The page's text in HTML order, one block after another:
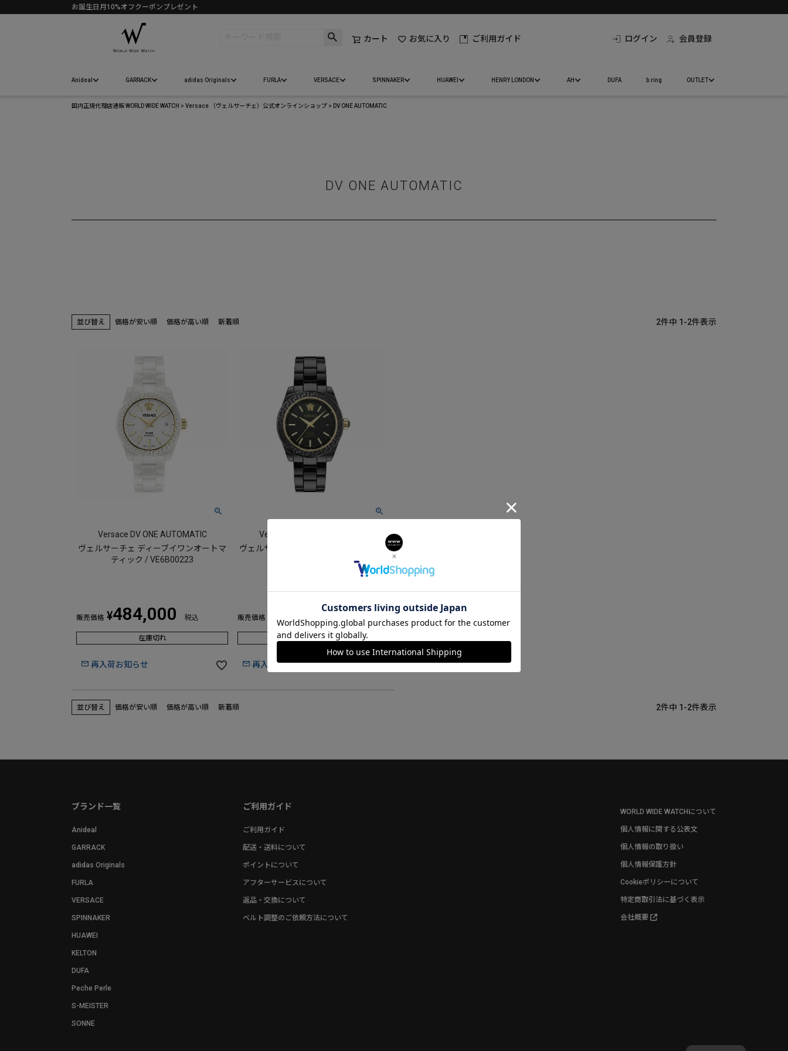
お誕生日月10%オフクーポンプレゼント
カート お気に入り ご利用ガイド ログイン 会員登録
Anideal GARRACK adidas Originals FURLA VERSACE SPINNAKER HUAWEI HENRY LONDON AH DUFA b.ring OUTLET
国内正規代理店通販 WORLD WIDE WATCH Versace （ヴェルサーチェ）公式オンラインショップ DV ONE AUTOMATIC
DV ONE AUTOMATIC
並び替え 価格が安い順 価格が高い順 新着順 2件中 1 -2件表示
Versace DV ONE AUTOMATIC
ヴェルサーチェ ディーブイワンオートマ
ティック / VE6B00223
販売価格 ¥484,000 税込
在庫切れ
再入荷お知らせ
Versace DV ONE AUTOMATIC
ヴェルサーチェ ディーブイワンオートマ
ティック / VE6B00123
販売価格 484,000 税込
在庫切れ
再入荷お知らせ
並び替え 価格が安い順 価格が高い順 新着順 2件中 1 -2件表示
ブランド一覧
Anideal
GARRACK
adidas Originals
FURLA
VERSACE
SPINNAKER
HUAWEI
KELTON
DUFA
Peche Perle
S-MEISTER
SONNE
ご利用ガイド
ご利用ガイド
配送・送料について
ポイントについて
アフターサービスについて
返品・交換について
ベルト調整のご依頼方法について
WORLD WIDE WATCHについて
個人情報に関する公表文
個人情報の取り扱い
個人情報保護方針
Cookieポリシーについて
特定商取引法に基づく表示
会社概要